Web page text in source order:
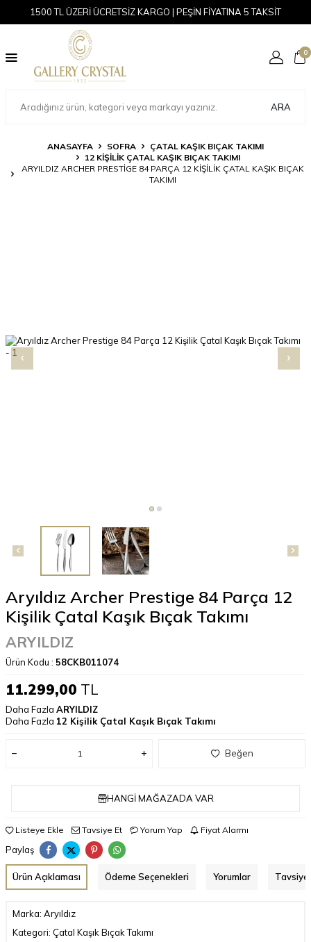
1500 TL ÜZERİ ÜCRETSİZ KARGO | PEŞİN FİYATINA 5 TAKSİT
ARA
0
ANASAYFA SOFRA
ÇATAL KAŞIK BIÇAK TAKIMI
12 KIŞILIK ÇATAL KAŞIK BIÇAK TAKIMI
ARYILDIZ ARCHER PRESTIGE 84 PARÇA 12 KIŞILIK ÇATAL KAŞIK BIÇAK
TAKIMI
Aryıldız Archer Prestige 84 Parça 12
Kişilik Çatal Kaşık Bıçak Takımı
ARYILDIZ
Ürün Kodu : 58CKB011074
11.299,00 TL
Daha Fazla ARYILDIZ
Daha Fazla 12 Kişilik Çatal Kaşık Bıçak Takımı
Beğen
HANGI MAĞAZADA VAR
Listeye Ekle Tavsiye Et Yorum Yap Fiyat Alarmı
Paylaş
Ürün Açıklaması Ödeme Seçenekleri Yorumlar Tavsiye
Marka: Aryıldız
Kategori: Çatal Kaşık Bıçak Takımı